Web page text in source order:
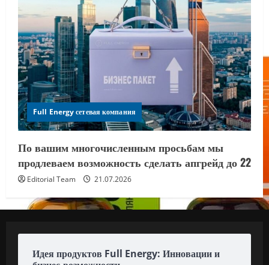
Full Energy сетевая компания
По вашим многочисленным просьбам мы
продлеваем возможность сделать апгрейд до 22
Editorial Team 21.07.2026
Идея продуктов Full Energy: Инновации и